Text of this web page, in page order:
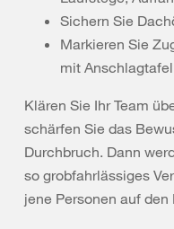
Sichern Sie
Markieren Sie
mit
Klären Sie Ihr Team
schärfen Sie das
Durchbruch. Dann
so grobfahrlässiges
jene Personen auf